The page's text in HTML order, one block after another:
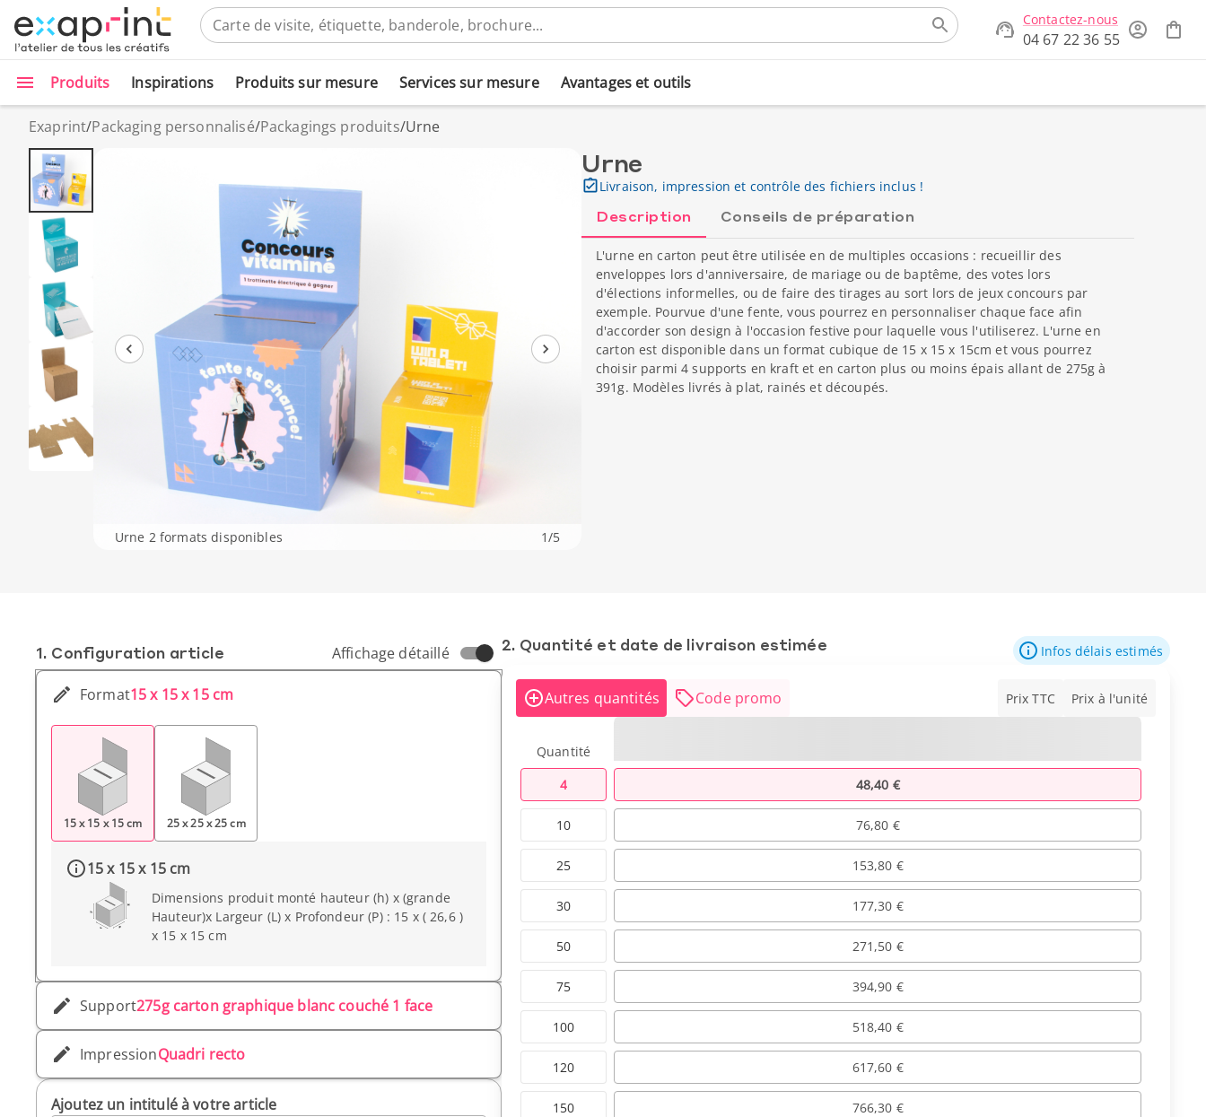
Contactez-nous
04 67 22 36 55
Produits Inspirations Produits sur mesure Services sur mesure Avantages et outils
Exaprint/Packaging personnalisé/Packagings produits/Urne
Urne 2 formats disponibles 1/5
Urne
Livraison, impression et contrôle des fichiers inclus !
Description Conseils de préparation
L'urne en carton peut être utilisée en de multiples occasions : recueillir des
enveloppes lors d'anniversaire, de mariage ou de baptême, des votes lors
d'élections informelles, ou de faire des tirages au sort lors de jeux concours par
exemple. Pourvue d'une fente, vous pourrez en personnaliser chaque face afin
d'accorder son design à l'occasion festive pour laquelle vous l'utiliserez. L'urne en
carton est disponible dans un format cubique de 15 x 15 x 15cm et vous pourrez
choisir parmi 4 supports en kraft et en carton plus ou moins épais allant de 275g à
391g. Modèles livrés à plat, rainés et découpés.
1. Conf­iguration article Affichage détaillé
Format15 x 15 x 15 cm
15 x 15 x 15 cm 25 x 25 x 25 cm
15 x 15 x 15 cm
Dimensions produit monté hauteur (h) x (grande
Hauteur)x Largeur (L) x Profondeur (P) : 15 x ( 26,6 )
x 15 x 15 cm
Support275g carton graphique blanc couché 1 face
ImpressionQuadri recto
Ajoutez un intitulé à votre article
2. Quantité et date de livraison estimée Infos délais estimés
Autres quantités Code promo Prix TTC Prix à l'unité
Quantité
4
10
25
30
50
75
100
120
150
48,40 €
76,80 €
153,80 €
177,30 €
271,50 €
394,90 €
518,40 €
617,60 €
766,30 €